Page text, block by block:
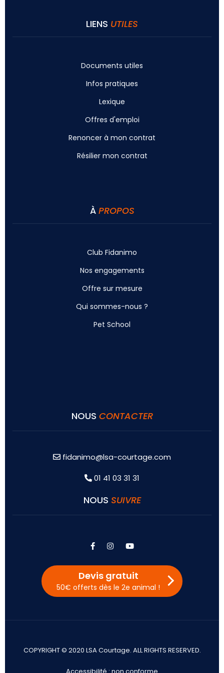
LIENS UTILES
Documents utiles
Infos pratiques
Lexique
Offres d'emploi
Renoncer à mon contrat
Résilier mon contrat
À PROPOS
Club Fidanimo
Nos engagements
Offre sur mesure
Qui sommes-nous ?
Pet School
NOUS CONTACTER
fidanimo@lsa-courtage.com
01 41 03 31 31
NOUS SUIVRE
facebookinstagramyoutube
Devis gratuit
50€ offerts dès le 2e animal !
COPYRIGHT © 2020 LSA Courtage. ALL RIGHTS RESERVED.